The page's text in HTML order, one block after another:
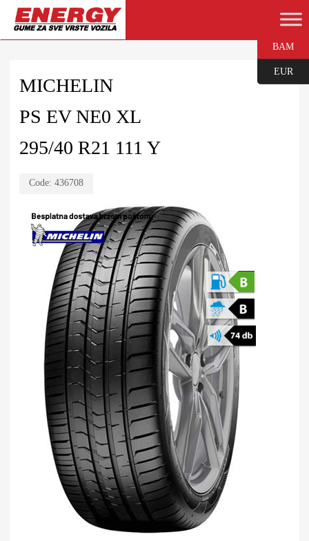
MICHELIN
PS EV NE0 XL
295/40 R21 111 Y
Code: 436708
BAM
EUR